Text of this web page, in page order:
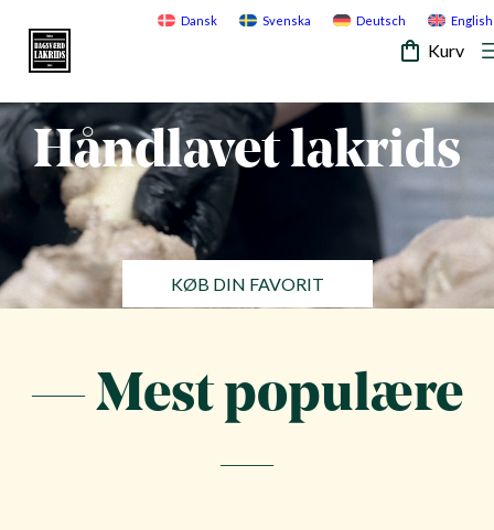
content
Lakrids
Dansk Svenska Deutsch English
Kurv
Håndlavet lakrids
KØB DIN FAVORIT
— Mest populære
—